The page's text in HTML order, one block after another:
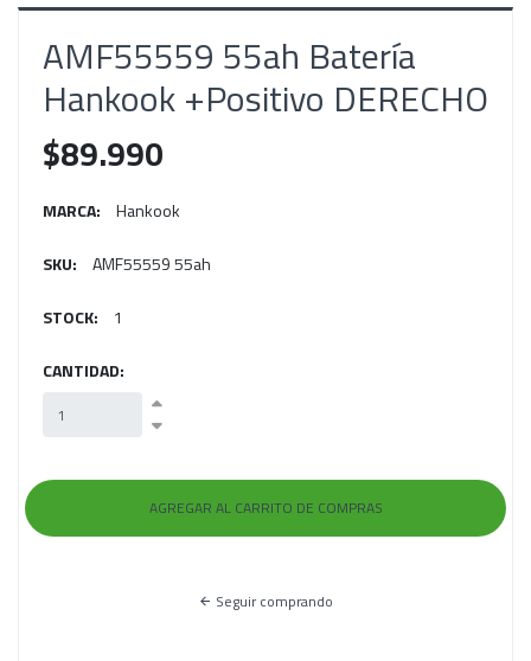
AMF55559 55ah Batería
Hankook +Positivo DERECHO
$89.990
MARCA: Hankook
SKU: AMF55559 55ah
STOCK: 1
CANTIDAD:
Seguir comprando